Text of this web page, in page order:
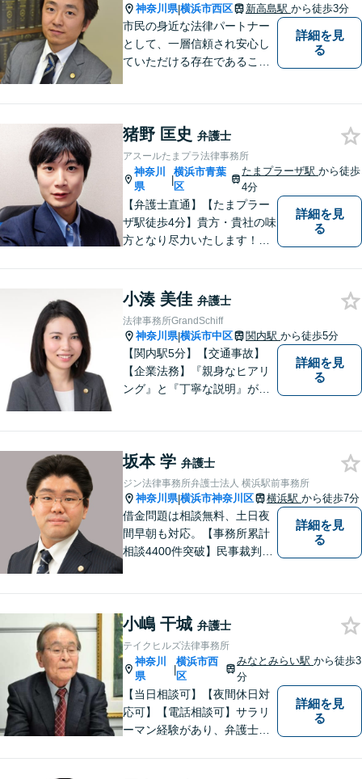
神奈川県|横浜市西区 新高島駅 から徒歩3分
市民の身近な法律パートナー
として、一層信頼され安心し
ていただける存在であること
詳細を見
る
猪野 匡史 弁護士
アスールたまプラ法律事務所
神奈川
県
|
横浜市青葉
区
たまプラーザ駅から徒歩
4分
【弁護士直通】【たまプラー
ザ駅徒歩4分】貴方・貴社の味
方となり尽力いたします！当
ください。
詳細を見
る
小湊 美佳 弁護士
法律事務所GrandSchiff
神奈川県|横浜市中区 関内駅 から徒歩5分
【関内駅5分】【交通事故】
【企業法務】『親身なヒアリ
ング』と『丁寧な説明』がモ
頼者様が安心して将来を過ご
せるようになるための支援を
いたします。
詳細を見
る
坂本 学 弁護士
ジン法律事務所弁護士法人 横浜駅前事務所
神奈川県|横浜市神奈川区 横浜駅 から徒歩7分
借金問題は相談無料、土日夜
間早朝も対応。【事務所累計
相談4400件突破】民事裁判／
詳細を見
る
小嶋 干城 弁護士
テイクヒルズ法律事務所
神奈川
県
|
横浜市西
区
みなとみらい駅から徒歩3
分
【当日相談可】【夜間休日対
応可】【電話相談可】サラリ
ーマン経験があり、弁護士と
詳細を見
る